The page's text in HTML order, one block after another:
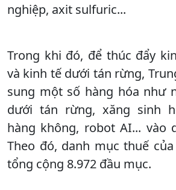
nghiệp, axit sulfuric...
Trong khi đó, để thúc đẩy
và kinh tế dưới tán rừng,
sung một số hàng hóa như
dưới tán rừng, xăng sinh
hàng không, robot AI... vào
Theo đó, danh mục thuế
tổng cộng 8.972 đầu mục.